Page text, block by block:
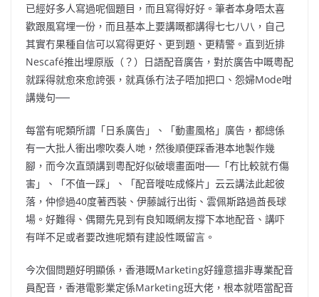
已經好多人寫過呢個題目，而且寫得好好。筆者本身唔太喜
歡跟風寫埋一份，而且基本上要講嘅都講得七七八八，自己
其實冇果種自信可以寫得更好、更到題、更精警。直到近排
Nescafé推出埋原版（？）日語配音廣告，對於廣告中嘅粵配
就踩得就愈來愈誇張，就真係冇法子唔加把口、怨婦Mode咁
講幾句──
每當有呢類所謂「日系廣告」、「動畫風格」廣告，都總係
有一大批人衝出嚟吹奏人哋，然後順便踩香港本地製作幾
腳，而今次直頭講到粵配好似破壞畫面咁──「冇比較就冇傷
害」、「不值一踩」、「配音嘥咗成條片」云云講法此起彼
落，仲慘過40度著西裝、伊藤誠行出街、雲佩斯路過酋長球
場。好難得、偶爾先見到有良知嘅網友撐下本地配音、講吓
有咩不足或者要改進呢類有建設性嘅留言。
今次個問題好明顯係，香港嘅Marketing好鐘意搵非專業配音
員配音，香港電影業定係Marketing班大佬，根本就唔當配音